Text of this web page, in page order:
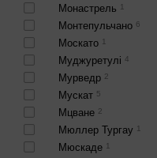
Монастрель 1
Монтепульчано 6
Москато 1
Муджуретулі 4
Мурведр 2
Мускат 5
Мцване 2
Мюллер Тургау 1
Мюскаде 1